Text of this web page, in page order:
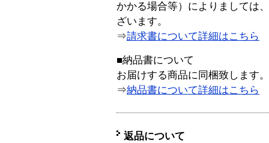
かかる場合等）によりましては
ざいます。
⇒請求書について詳細はこちら
■納品書について
お届けする商品に同梱致します。
⇒納品書について詳細はこちら
返品について